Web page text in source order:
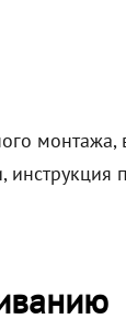
монтажа,
инструкция